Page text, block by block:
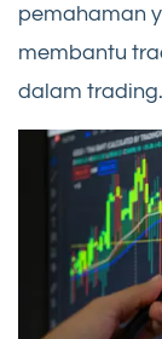
pemahaman
membantu
dalam trading.